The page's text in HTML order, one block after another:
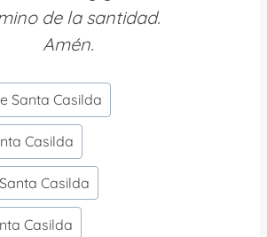
de la santidad.
Amén.
Santa Casilda
Casilda
Casilda
Casilda